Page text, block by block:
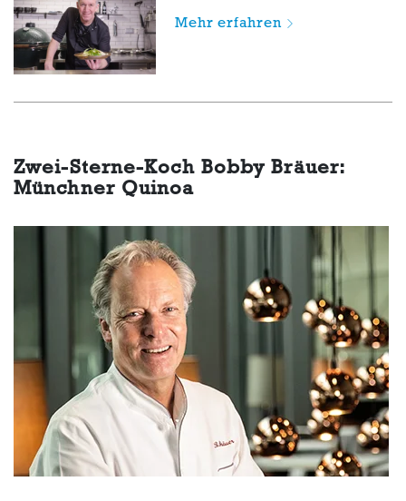
Mehr erfahren
Zwei-Sterne-Koch Bobby Bräuer:
Münchner Quinoa